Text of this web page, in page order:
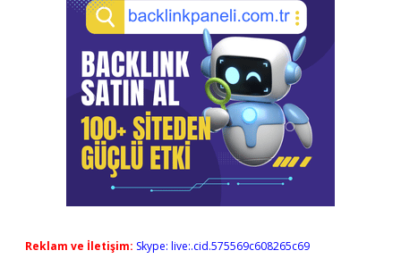
Reklam ve İletişim: Skype: live:.cid.575569c608265c69